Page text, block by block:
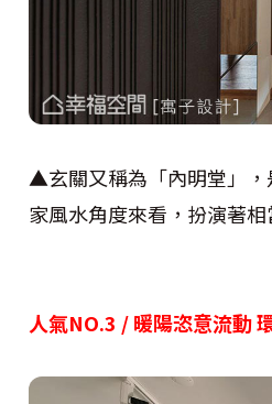
▲玄關又稱為「內明堂」，
家風水角度來看，扮演著相
人氣NO.3 / 暖陽恣意流動